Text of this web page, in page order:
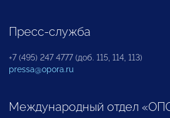
Пресс-служба
+7 (495) 247 4777 (доб. 115, 114, 113)
pressa@opora.ru
Международный отдел